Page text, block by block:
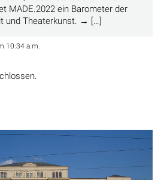
MADE.2022 ein Barometer der
und Theaterkunst. → […]
10:34 a.m.